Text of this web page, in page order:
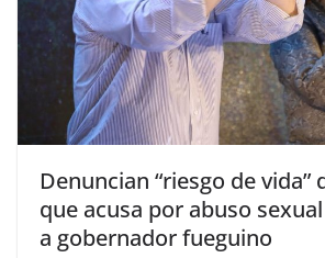
Denuncian “riesgo de vida”
que acusa por abuso
a gobernador fueguino